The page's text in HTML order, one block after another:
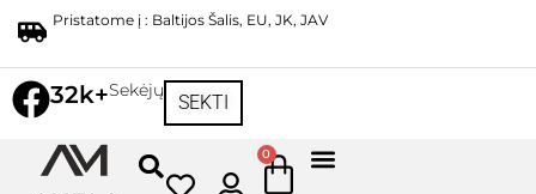
Pristatome į : Baltijos Šalis, EU, JK, JAV
32k+Sekėjų
SEKTI
0